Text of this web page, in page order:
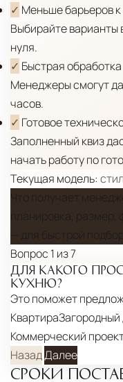
✓ Меньше барьеров к
Выбирайте варианты
нуля.
✓ Быстрая обработка
Менеджеры смогут
часов.
✓ Готовое
Заполненный квиз
начать работу по
Текущая модель:
Что получает
планировка, размер,
— для быстрой
Вопрос 1 из 7
ДЛЯ КАКОГО
КУХНЮ?
Это поможет
Квартира
Коммерческий
НазадДалее
СРОКИ